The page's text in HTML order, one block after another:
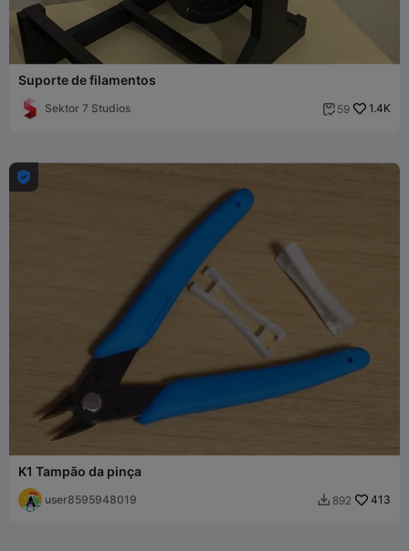
Suporte de filamentos
Sektor 7 Studios  59 1.4K

K1 Tampão da pinça
user8595948019  892 413